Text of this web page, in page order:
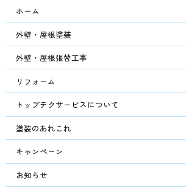
ホーム
外壁・屋根塗装
外壁・屋根張替工事
リフォーム
トップテクサービスについて
塗装のあれこれ
キャンペーン
お知らせ